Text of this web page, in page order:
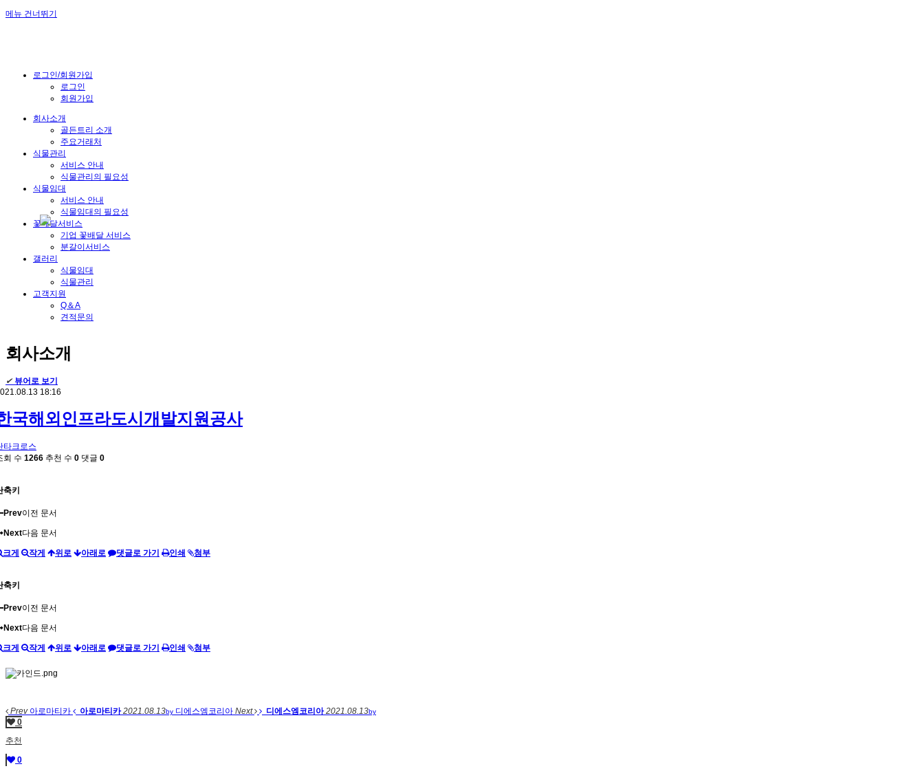
메뉴 건너뛰기
로그인/회원가입
로그인
회원가입
회사소개
골든트리 소개
주요거래처
식물관리
서비스 안내
식물관리의 필요성
식물임대
서비스 안내
식물임대의 필요성
꽃배달서비스
기업 꽃배달 서비스
분갈이서비스
갤러리
식물임대
식물관리
고객지원
Q＆A
견적문의
회사소개
✔ 뷰어로 보기
18:16
국해외인프라도시개발지원공사
타크로스
회 수 1266 추천 수 0 댓글 0
축키
Prev이전 문서
Next다음 문서
크게 작게 위로 아래로 댓글로 가기 인쇄 첨부
축키
Prev이전 문서
Next다음 문서
크게 작게 위로 아래로 댓글로 가기 인쇄 첨부
Prev아로마티카 아로마티카 2021.08.13by 디에스엠코리아 Next 디에스엠코리아 2021.08.13by
0
추천
0